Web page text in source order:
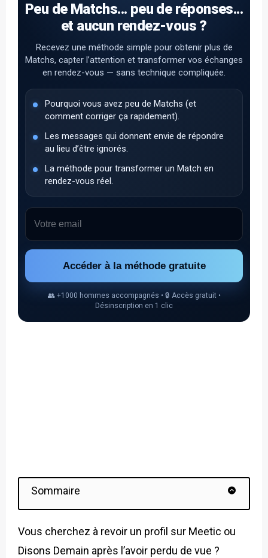
Peu de Matchs... peu de réponses...
et aucun rendez-vous ?
Recevez une méthode simple pour obtenir plus de
Matchs, capter l’attention et transformer vos échanges
en rendez-vous — sans technique compliquée.
Pourquoi vous avez peu de Matchs (et
comment corriger ça rapidement).
Les messages qui donnent envie de répondre
au lieu d’être ignorés.
La méthode pour transformer un Match en
rendez-vous réel.
Accéder à la méthode gratuite
👥 +1000 hommes accompagnés • 🔒 Accès gratuit •
Désinscription en 1 clic
Sommaire
Vous cherchez à revoir un profil sur Meetic ou
Disons Demain après l’avoir perdu de vue ?